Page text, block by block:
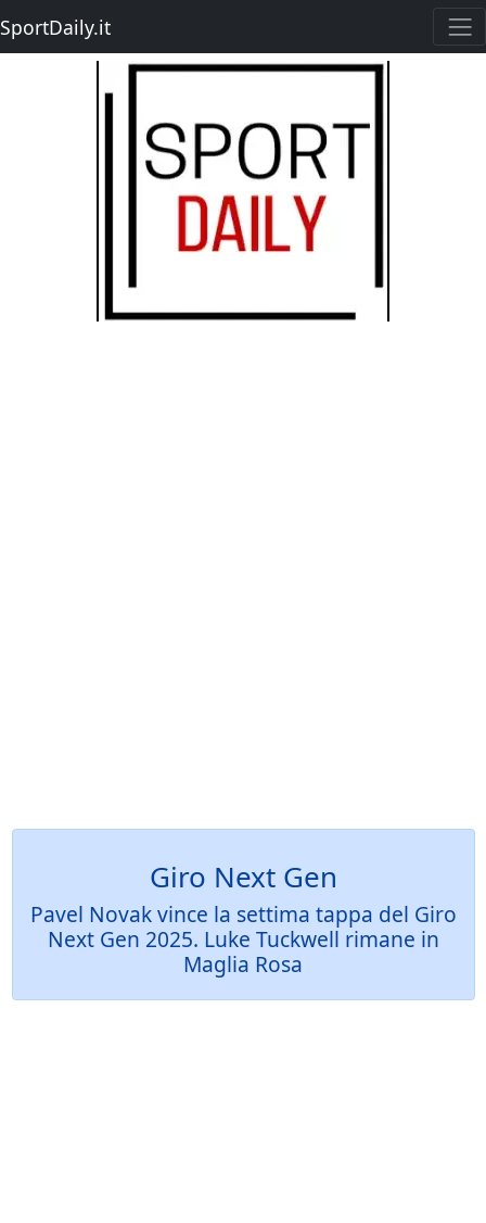
SportDaily.it
Giro Next Gen
Pavel Novak vince la settima tappa del Giro
Next Gen 2025. Luke Tuckwell rimane in
Maglia Rosa